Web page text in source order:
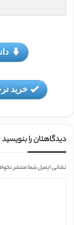
خرید
دیدگاهتان را بنویسید
نشانی ایمیل شما منتشر